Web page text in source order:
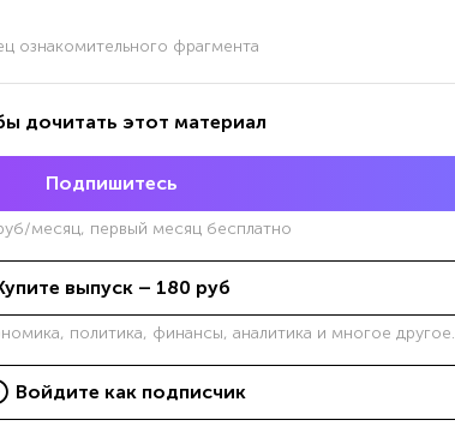
ознакомительного фрагмента
дочитать этот материал
Подпишитесь
месяц, первый месяц бесплатно
выпуск – 180 руб
политика, финансы, аналитика и многое другое.
Войдите как подписчик